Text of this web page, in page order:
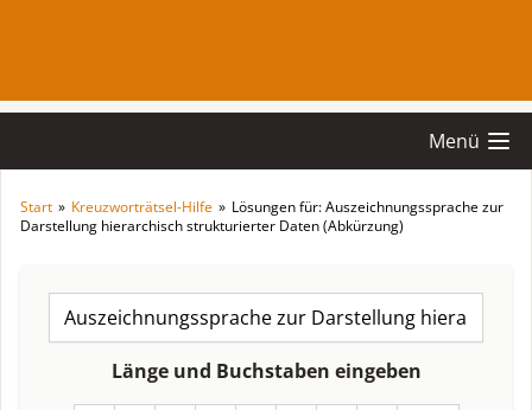
Menü
Start » Kreuzworträtsel-Hilfe » Lösungen für: Auszeichnungssprache zur
Darstellung hierarchisch strukturierter Daten (Abkürzung)
Länge und Buchstaben eingeben